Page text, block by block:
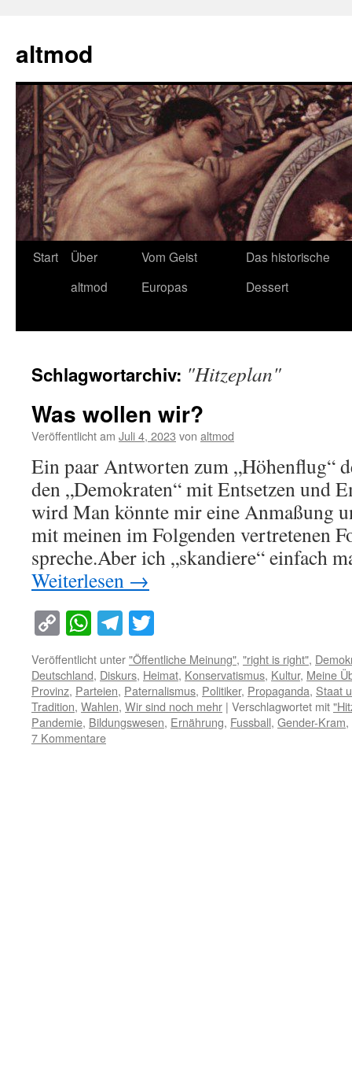
springen
altmod
Start
Über
altmod
Vom Geist
Europas
Das historische
Dessert
Schlagwortarchiv: "Hitzeplan"
Was wollen wir?
Veröffentlicht am Juli 4, 2023 von altmod
Ein paar Antworten zum „Höhenflug“
den „Demokraten“ mit Entsetzen und
wird Man könnte mir eine Anmaßung
mit meinen im Folgenden vertretenen
spreche.Aber ich „skandiere“ einfach
Weiterlesen →
Copy
Link
WhatsApp
Telegram
Veröffentlicht unter"Öffentliche Meinung", "right is right",
Deutschland, Diskurs, Heimat, Konservatismus, Kultur, Meine
Provinz, Parteien, Paternalismus, Politiker, Propaganda, Staat
Tradition, Wahlen, Wir sind noch mehr | Verschlagwortet mit
Pandemie, Bildungswesen, Ernährung, Fussball, Gender-Kram,
7 Kommentare